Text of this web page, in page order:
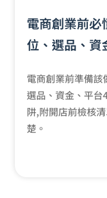
電商創業前必
位、選品、資
電商創業前準備該
選品、資金、平台
阱,附開店前檢核
楚。